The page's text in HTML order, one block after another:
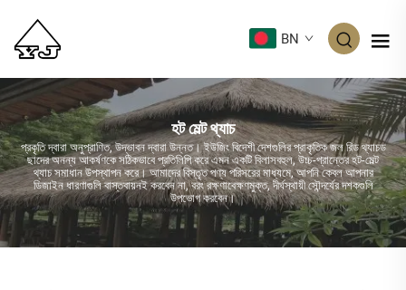
BN
হট মেল্ট থ্যাচ
প্রকৃতি দ্বারা অনুপ্রাণিত, উদ্ভাবন দ্বারা উন্নত। ইউজিং বিদেশী দেশগুলির প্রাকৃতিক জল রিড থ্যাচড
ছাদের অনন্য আকর্ষণকে সঠিকভাবে প্রতিলিপি করে এমন একটি বিলাসবহুল, উচ্চ-প্রান্তের হট-মেল্ট
থ্যাচ সমাধান উপস্থাপন করে। আমাদের বিস্তৃত পণ্য পরিসরের মাধ্যমে, আপনি কেবল আপনার
ডিজাইন ধারণাগুলি বাস্তবায়নই করবেন না, বরং রক্ষণাবেক্ষণমুক্ত, দীর্ঘস্থায়ী সৌন্দর্যের দশকগুলি
উপভোগ করবেন।